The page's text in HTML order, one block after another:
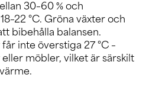
30–60 % och
°C. Gröna växter och
bibehålla balansen.
inte överstiga 27 °C –
möbler, vilket är särskilt